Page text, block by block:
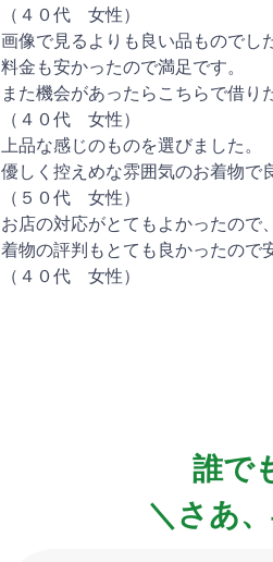
（４０代 女性）
画像で見るよりも良い品ものでし
料金も安かったので満足です。
また機会があったらこちらで借り
（４０代 女性）
上品な感じのものを選びました。
優しく控えめな雰囲気のお着物で
（５０代 女性）
お店の対応がとてもよかったので
着物の評判もとても良かったので
（４０代 女性）
誰で
＼さあ